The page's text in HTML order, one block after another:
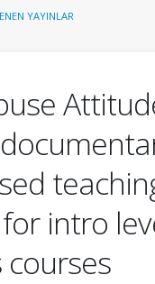
YAYINLAR
intro
courses